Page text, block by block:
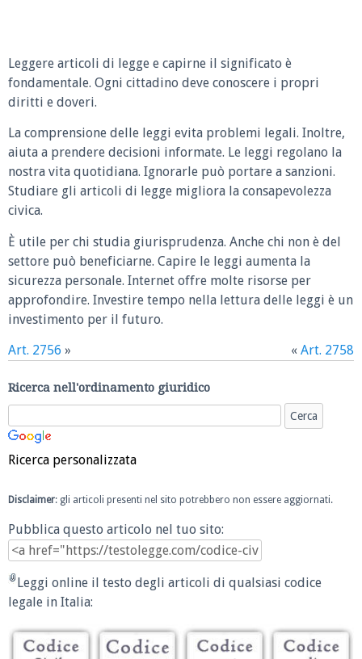
Leggere articoli di legge e capirne il significato è
fondamentale. Ogni cittadino deve conoscere i propri
diritti e doveri.
La comprensione delle leggi evita problemi legali. Inoltre,
aiuta a prendere decisioni informate. Le leggi regolano la
nostra vita quotidiana. Ignorarle può portare a sanzioni.
Studiare gli articoli di legge migliora la consapevolezza
civica.
È utile per chi studia giurisprudenza. Anche chi non è del
settore può beneficiarne. Capire le leggi aumenta la
sicurezza personale. Internet offre molte risorse per
approfondire. Investire tempo nella lettura delle leggi è un
investimento per il futuro.
Art. 2756 » « Art. 2758
Ricerca nell'ordinamento giuridico
Ricerca personalizzata
Disclaimer: gli articoli presenti nel sito potrebbero non essere aggiornati.
Pubblica questo articolo nel tuo sito:
Leggi online il testo degli articoli di qualsiasi codice
legale in Italia: